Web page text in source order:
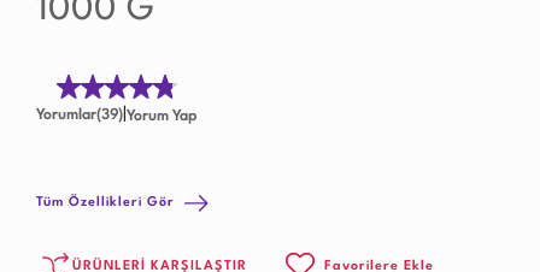
1000 G
Yorumlar(39) Yorum Yap
Tüm Özellikleri Gör
ÜRÜNLERİ KARŞILAŞTIR Favorilere Ekle